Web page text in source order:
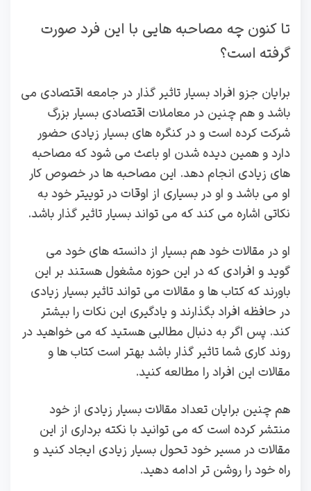
تا کنون چه مصاحبه هایی با این فرد صورت
گرفته است؟
برایان جزو افراد بسیار تاثیر گذار در جامعه اقتصادی می
‌باشد و هم چنین در معاملات اقتصادی بسیار بزرگ
شرکت کرده است و در کنگره‌ های بسیار زیادی حضور
دارد و همین دیده شدن او باعث می ‌شود که مصاحبه‌
های زیادی انجام دهد. این مصاحبه ها در خصوص کار
او می ‌باشد و او در بسیاری از اوقات در توییتر خود به
نکاتی اشاره می ‌کند که می ‌تواند بسیار تاثیر گذار باشد.
او در مقالات خود هم بسیار از دانسته ‌های خود می‌
گوید و افرادی که در این حوزه مشغول هستند بر این
باورند که کتاب ‌ها و مقالات می ‌تواند تاثیر بسیار زیادی
در حافظه افراد بگذارند و یادگیری این نکات را بیشتر
کند. پس اگر به دنبال مطالبی هستید که می‌ خواهید در
روند کاری شما تاثیر گذار باشد بهتر است کتاب‌ ها و
مقالات این افراد را مطالعه کنید.
هم چنین برایان تعداد مقالات بسیار زیادی از خود
منتشر کرده است که می ‌توانید با نکته برداری از این
مقالات در مسیر خود تحول بسیار زیادی ایجاد کنید و
راه خود را روشن تر ادامه دهید.